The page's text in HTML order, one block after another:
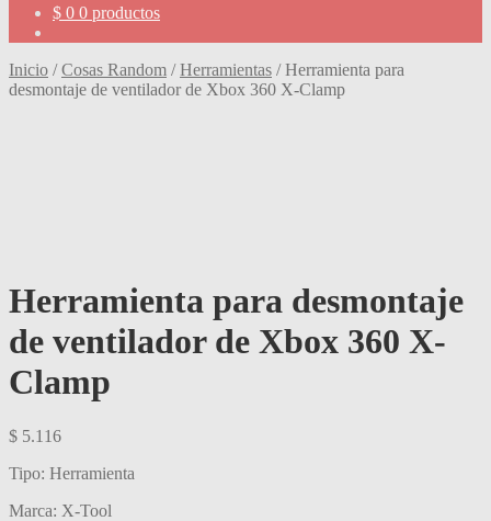
$ 0 0 productos
Inicio /Cosas Random /Herramientas /Herramienta para
desmontaje de ventilador de Xbox 360 X-Clamp
Herramienta para desmontaje
de ventilador de Xbox 360 X-
Clamp
$ 5.116
Tipo: Herramienta
Marca: X-Tool